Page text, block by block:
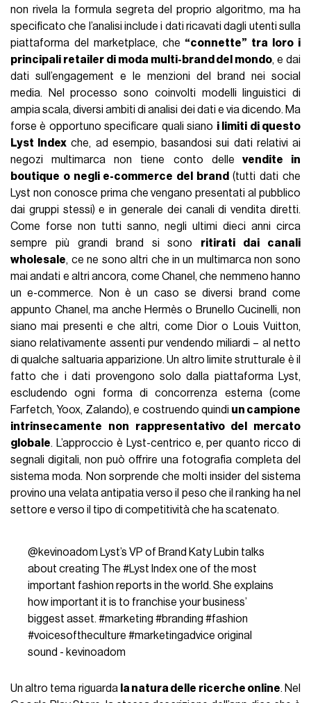
non rivela la formula segreta del proprio algoritmo, ma ha
specificato che l’analisi include i dati ricavati dagli utenti sulla
piattaforma del marketplace, che “connette” tra loro i
principali retailer di moda multi-brand del mondo, e dai
dati sull’engagement e le menzioni del brand nei social
media. Nel processo sono coinvolti modelli linguistici di
ampia scala, diversi ambiti di analisi dei dati e via dicendo. Ma
forse è opportuno specificare quali siano i limiti di questo
Lyst Index che, ad esempio, basandosi sui dati relativi ai
negozi multimarca non tiene conto delle vendite in
boutique o negli e-commerce del brand (tutti dati che
Lyst non conosce prima che vengano presentati al pubblico
dai gruppi stessi) e in generale dei canali di vendita diretti.
Come forse non tutti sanno, negli ultimi dieci anni circa
sempre più grandi brand si sono ritirati dai canali
wholesale, ce ne sono altri che in un multimarca non sono
mai andati e altri ancora, come Chanel, che nemmeno hanno
un e-commerce. Non è un caso se diversi brand come
appunto Chanel, ma anche Hermès o Brunello Cucinelli, non
siano mai presenti e che altri, come Dior o Louis Vuitton,
siano relativamente assenti pur vendendo miliardi – al netto
di qualche saltuaria apparizione. Un altro limite strutturale è il
fatto che i dati provengono solo dalla piattaforma Lyst,
escludendo ogni forma di concorrenza esterna (come
Farfetch, Yoox, Zalando), e costruendo quindi un campione
intrinsecamente non rappresentativo del mercato
globale. L’approccio è Lyst-centrico e, per quanto ricco di
segnali digitali, non può offrire una fotografia completa del
sistema moda. Non sorprende che molti insider del sistema
provino una velata antipatia verso il peso che il ranking ha nel
settore e verso il tipo di competitività che ha scatenato.
@kevinoadom Lyst’s VP of Brand Katy Lubin talks
about creating The #Lyst Index one of the most
important fashion reports in the world. She explains
how important it is to franchise your business’
biggest asset. #marketing #branding #fashion
#voicesoftheculture #marketingadvice original
sound - kevinoadom
Un altro tema riguarda la natura delle ricerche online. Nel